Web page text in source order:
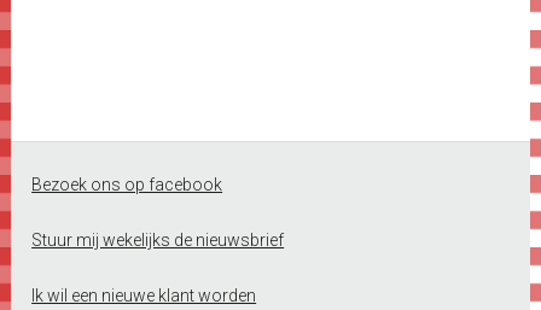
Footer
Bezoek ons op facebook
Stuur mij wekelijks de nieuwsbrief
Ik wil een nieuwe klant worden